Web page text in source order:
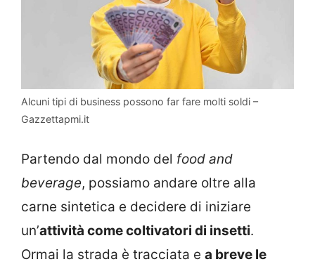
Alcuni tipi di business possono far fare molti soldi –
Gazzettapmi.it
Partendo dal mondo del food and
beverage, possiamo andare oltre alla
carne sintetica e decidere di iniziare
un’attività come coltivatori di insetti.
Ormai la strada è tracciata e a breve le